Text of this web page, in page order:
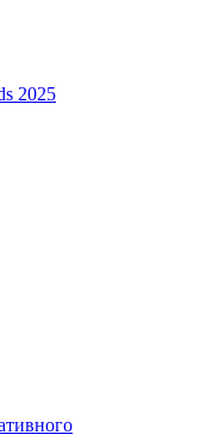
2025